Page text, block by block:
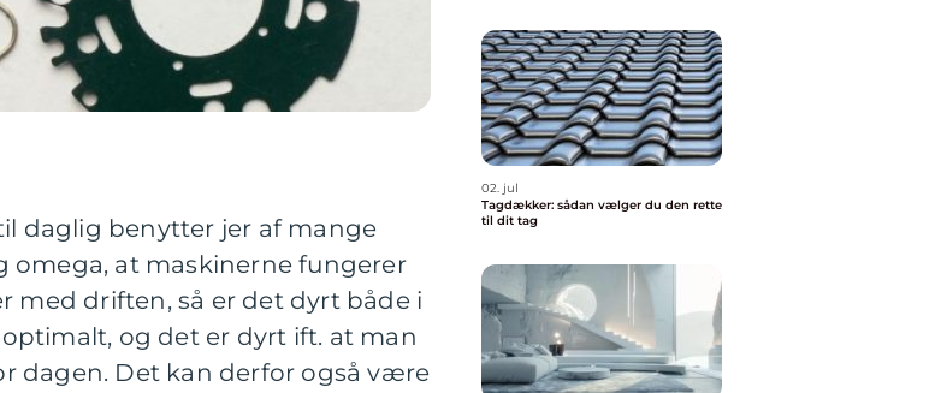
daglig benytter jer af mange
omega, at maskinerne fungerer
med driften, så er det dyrt både i
og det er dyrt ift. at man
dagen. Det kan derfor også være
02. jul
Tagdækker: sådan vælger du den rette
til dit tag